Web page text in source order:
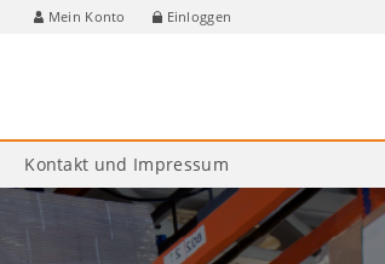
Mein Konto Einloggen
Kontakt und Impressum